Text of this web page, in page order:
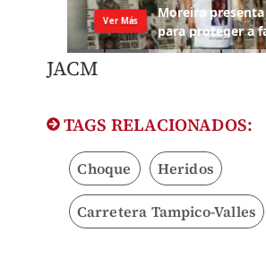
JACM
TAGS RELACIONADOS:
Choque Heridos
Carretera Tampico-Valles